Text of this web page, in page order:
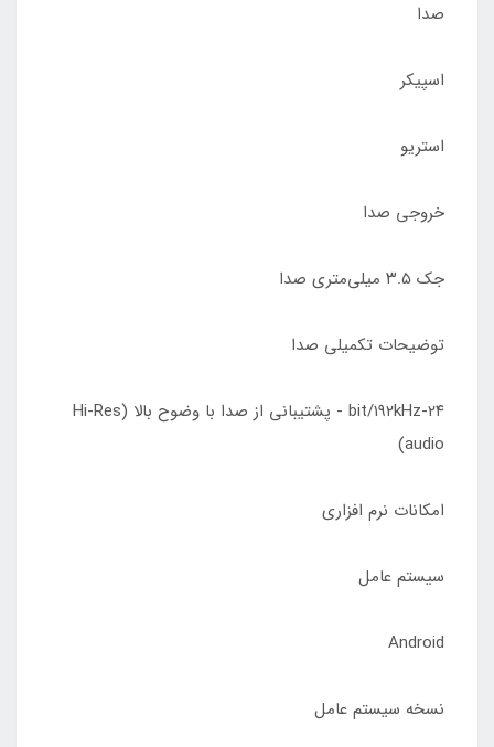
صدا
اسپیکر
استریو
خروجی صدا
جک ۳.۵ میلی‌متری صدا
توضیحات تکمیلی صدا
۲۴-bit/۱۹۲kHz - پشتیبانی از صدا با وضوح بالا (Hi-Res
audio)
امکانات نرم افزاری
سیستم عامل
Android
نسخه سیستم عامل